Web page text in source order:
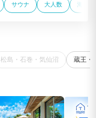
サウナ 大人数 海が
松島・石巻・気仙沼 蔵王・